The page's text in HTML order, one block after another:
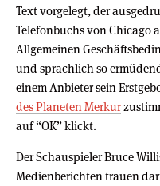
Text vorgelegt, der
Telefonbuchs von Chicago
Allgemeinen
und sprachlich so
einem Anbieter sein
des Planeten Merkur
auf “OK” klickt.
Der Schauspieler Bruce
Medienberichten trauen